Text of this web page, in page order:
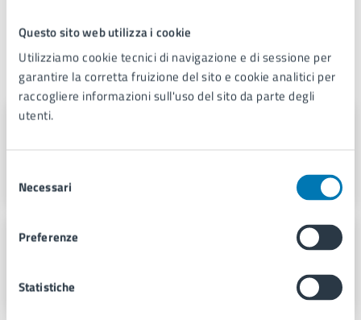
Questo sito web utilizza i cookie
Utilizziamo cookie tecnici di navigazione e di sessione per
garantire la corretta fruizione del sito e cookie analitici per
raccogliere informazioni sull'uso del sito da parte degli
utenti.
delNecessari
Preferenze
Statistiche
A cura di
Assessorato alla Transizione
Piazza Municipio 22, 80133
Servizio Stampa e Web TV